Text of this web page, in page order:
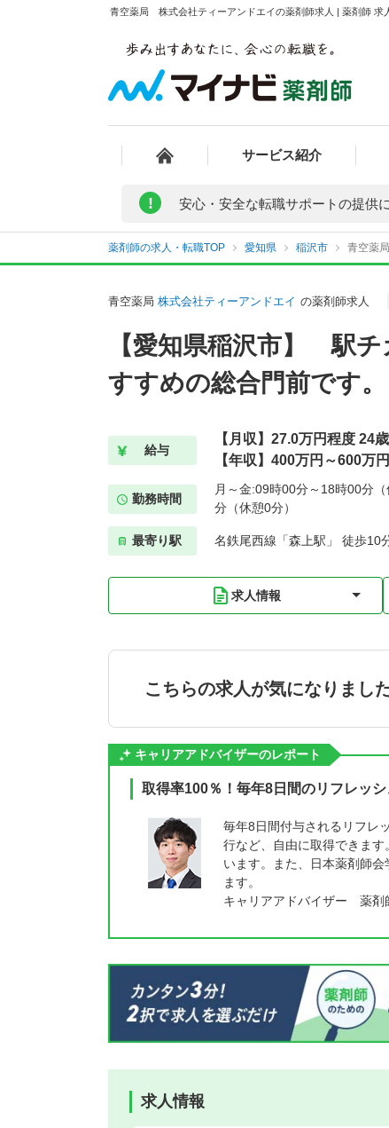
青空薬局 株式会社ティーアンドエイの薬剤師求人 | 薬剤師 求
サービス紹介
! 安心・安全な転職サポートの提供
薬剤師の求人・転職TOP 愛知県 稲沢市 青空薬
青空薬局 株式会社ティーアンドエイ の薬剤師求人
【愛知県稲沢市】 駅
すすめの総合門前です。
給与
【月収】27.0万円程度 24
【年収】400万円～600万円
勤務時間
月～金:09時00分～18時00分
分（休憩0分）
最寄り駅 名鉄尾西線「森上駅」 徒歩10
求人情報
こちらの求人が気になりまし
キャリアアドバイザーのレポート
取得率100％！毎年8日間のリフレッシ
毎年8日間付与されるリフレ
行など、自由に取得できま
います。また、日本薬剤師
ます。
キャリアアドバイザー 薬剤
求人情報